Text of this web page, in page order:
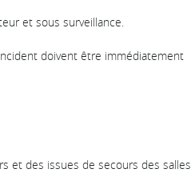
et sous surveillance.
doivent être immédiatement
et des issues de secours des salles